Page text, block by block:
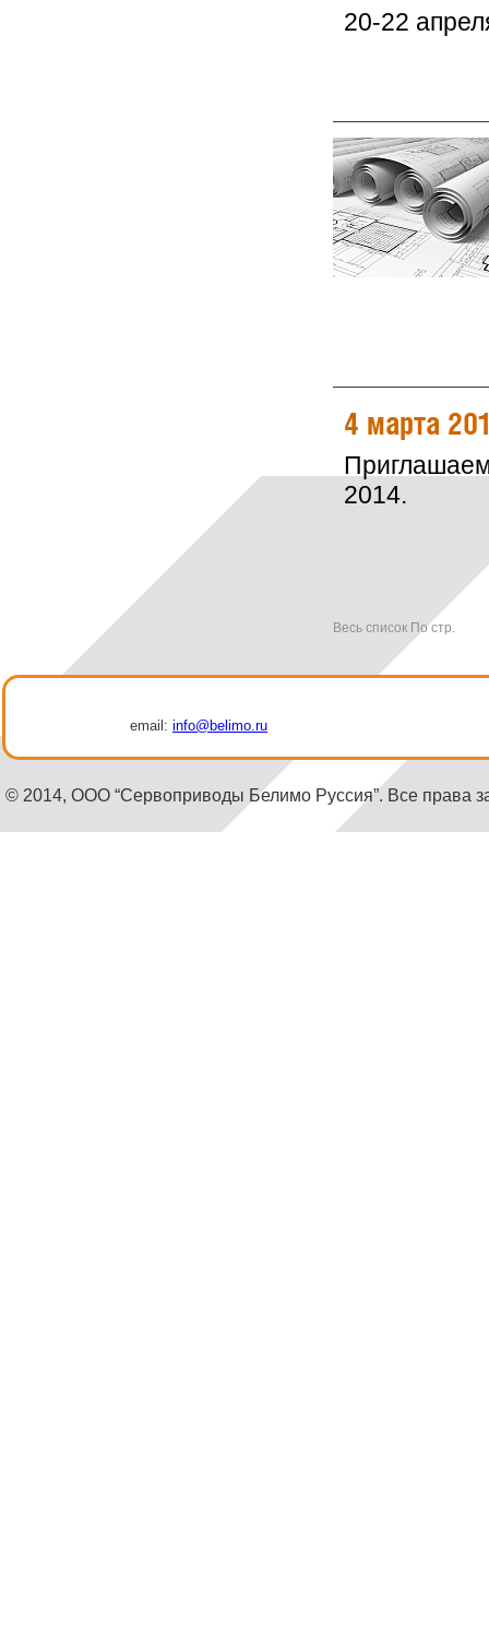
20-22
4 марта
2014.
Весь список По стр.
email: info@belimo.ru
© 2014, ООО “Сервоприводы Белимо Руссия”. Все права